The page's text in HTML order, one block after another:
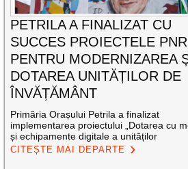
PETRILA A FINALIZAT CU
SUCCES PROIECTELE
PENTRU MODERNIZAREA
DOTAREA UNITĂȚILOR DE
ÎNVĂȚĂMÂNT
Primăria Orașului Petrila a finalizat
implementarea proiectului „Dotarea cu
și echipamente digitale a unităților
CITEȘTE MAI DEPARTE